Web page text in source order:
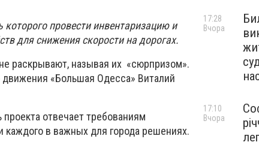
которого провести инвентаризацию и
для снижения скорости на дорогах.
раскрывают, называя их «сюрпризом».
«Большая Одесса» Виталий
отвечает требованиям
каждого в важных для города решениях.
17:28
Вчора
17:10
Вчора